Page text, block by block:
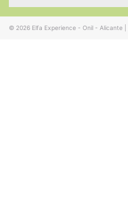
© 2026 Elfa Experience - Onil - Alicante